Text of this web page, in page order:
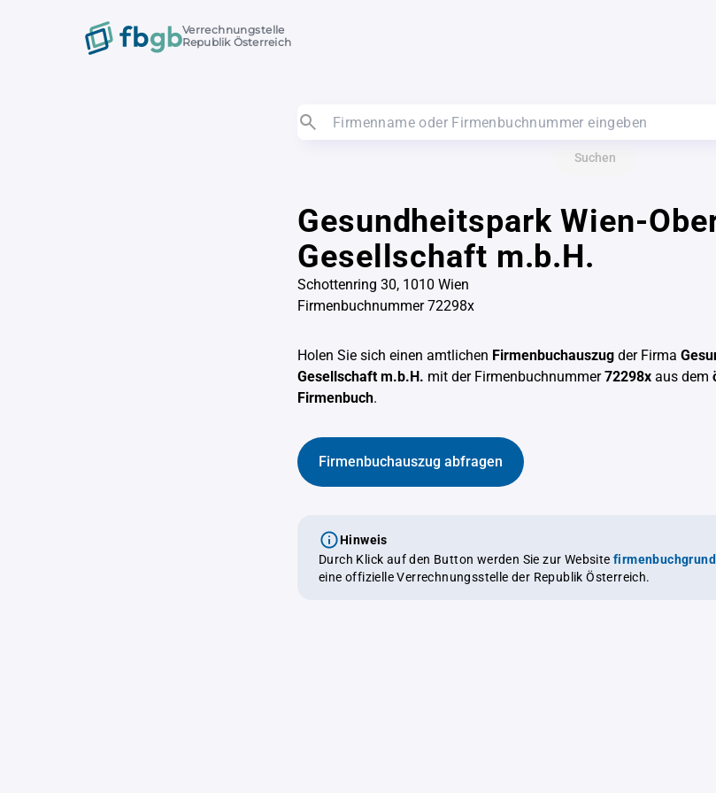
Verrechnungstelle
Republik Österreich
Suchen
Gesundheitspark Wien-
Gesellschaft m.b.H.
Schottenring 30, 1010 Wien
Firmenbuchnummer 72298x
Holen Sie sich einen amtlichen Firmenbuchauszug der Firma
Gesellschaft m.b.H. mit der Firmenbuchnummer72298x aus dem
Firmenbuch.
Firmenbuchauszug abfragen
Hinweis
Durch Klick auf den Button werden Sie zur Website
eine offizielle Verrechnungsstelle der Republik Österreich.